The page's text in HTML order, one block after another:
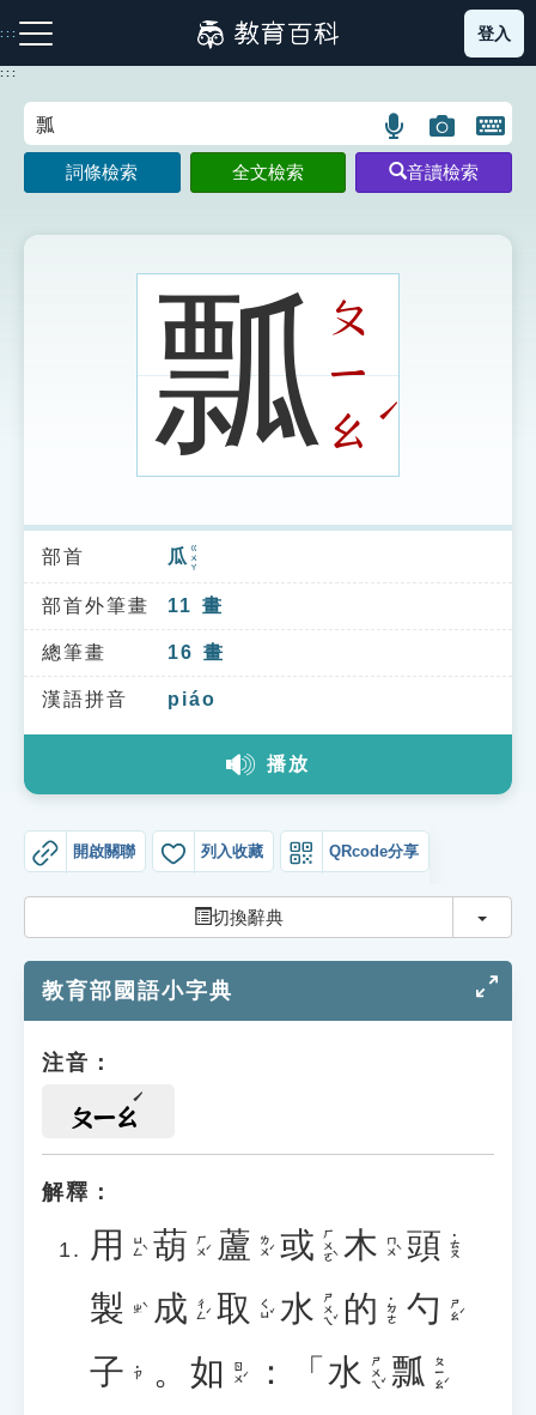
到
主
:::
注音索引圖示 筆畫索引圖示 部首索引表圖示
索引選單
知識索引
單字索引
生命大百科索引
教學應用
登入
:::
語
言
搜
示
圖
片
搜
開
鍵
圖
詞條檢索 全文檢索 音讀檢索
瓢 ㄆ
ㄧ
ㄠ
ˊ
部首 瓜 ㄍㄨㄚ
部首外筆畫 11 畫
總筆畫 16 畫
漢語拼音 piáo
播放
開啟關聯 列入收藏 QRcode分享
切換辭典 切換
教育部國語小字典
注音：
ㄆㄧㄠ
解釋：
用 ㄩㄥˋ 葫 ㄏㄨˊ 蘆 ㄌㄨˊ 或 ㄏㄨㄛˋ 木 ㄇㄨˋ 頭 ˙ㄊㄡ
製 ㄓˋ 成 ㄔㄥˊ 取 ㄑㄩˇ 水 ㄕㄨㄟˇ 的 ˙ㄉㄜ 勺 ㄕㄠˊ
子 ˙ㄗ 。 如 ㄖㄨˊ ：「 水 ㄕㄨㄟˇ 瓢 ㄆㄧㄠˊ